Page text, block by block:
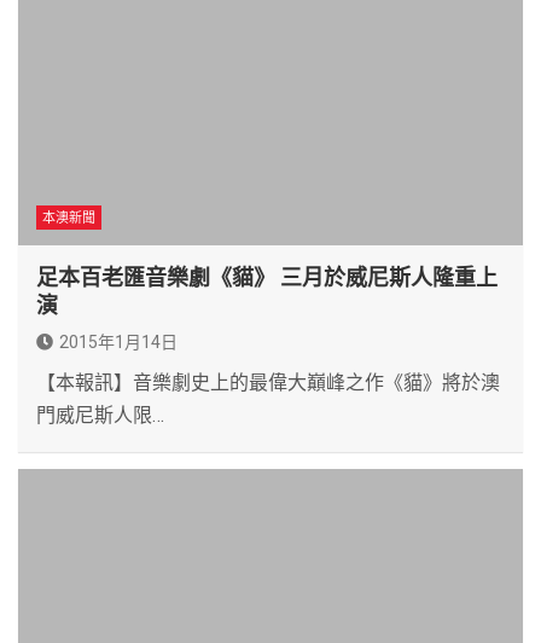
本澳新聞
足本百老匯音樂劇《貓》 三月於威尼斯人隆重上
演
2015年1月14日
【本報訊】音樂劇史上的最偉大巔峰之作《貓》將於澳
門威尼斯人限…